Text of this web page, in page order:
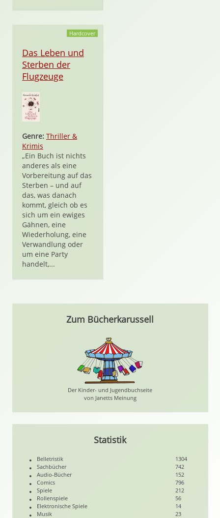
Hardcover
Das Leben und
Sterben der
Flugzeuge
Genre: Thriller &
Krimis
„Ein Buch ist nichts
anderes als eine
Vorbereitung auf das
Sterben – und auf
das, was danach
kommt, gleich ob es
sich um ein ewiges
Gähnen, eine
Wiederholung, eine
Verwandlung oder
um eine Party
handelt,...
Zum Bücherkarussell
Der Kinder- und Jugendbuchseite
von Janetts Meinung
Statistik
Belletristik
1304
Sachbücher
742
Audio-Bücher
152
Comics
796
Spiele
212
Rollenspiele
56
Elektronische Spiele
14
Musik
23